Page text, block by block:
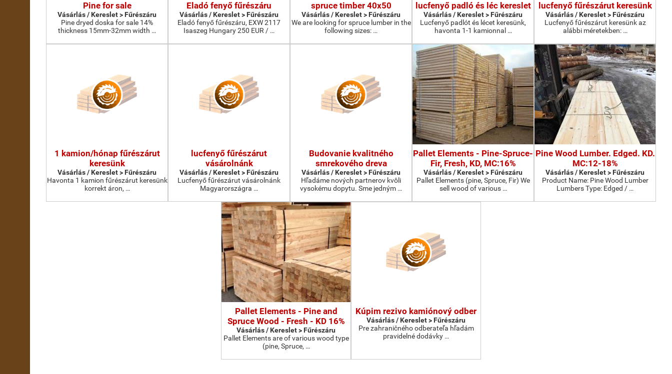
Pine for sale
Vásárlás / Kereslet > Fűrészáru
Pine dryed doska for sale 14%
thickness 15mm-32mm width …
Eladó fenyő fűrészáru
Vásárlás / Kereslet > Fűrészáru
Eladó fenyő fűrészáru, EXW 2117
Isaszeg Hungary 250 EUR / …
spruce timber 40x50
Vásárlás / Kereslet > Fűrészáru
We are looking for spruce lumber in the
following sizes: …
lucfenyő padló és léc kereslet
Vásárlás / Kereslet > Fűrészáru
Lucfenyő padlót és lécet keresünk,
havonta 1-1 kamionnal …
lucfenyő fűrészárut keresünk
Vásárlás / Kereslet > Fűrészáru
Lucfenyő fűrészárut keresünk az
alábbi méretekben: …
1 kamion/hónap fűrészárut
keresünk
Vásárlás / Kereslet > Fűrészáru
Havonta 1 kamion fűrészárut keresünk
korrekt áron, …
lucfenyő fűrészárut
vásárolnánk
Vásárlás / Kereslet > Fűrészáru
Lucfenyő fűrészárut vásárolnánk
Magyarországra …
Budovanie kvalitného
smrekového dreva
Vásárlás / Kereslet > Fűrészáru
Hľadáme nových partnerov kvôli
vysokému dopytu. Sme jedným …
Pallet Elements - Pine-Spruce-
Fir, Fresh, KD, MC:16%
Vásárlás / Kereslet > Fűrészáru
Pallet Elements (pine, Spruce, Fir) We
sell wood of various …
Pine Wood Lumber. Edged. KD.
MC:12-18%
Vásárlás / Kereslet > Fűrészáru
Product Name: Pine Wood Lumber
Lumbers Type: Edged / …
Pallet Elements - Pine and
Spruce Wood - Fresh - KD 16%
Vásárlás / Kereslet > Fűrészáru
Pallet Elements are of various wood type
(pine, Spruce, …
Kúpim rezivo kamiónový odber
Vásárlás / Kereslet > Fűrészáru
Pre zahraničného odberateľa hľadám
pravidelné dodávky …